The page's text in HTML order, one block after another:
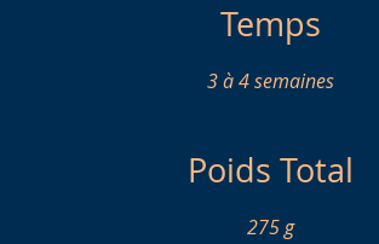
Temps
3 à 4 semaines
Poids Total
275 g